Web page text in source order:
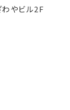
やビル2F